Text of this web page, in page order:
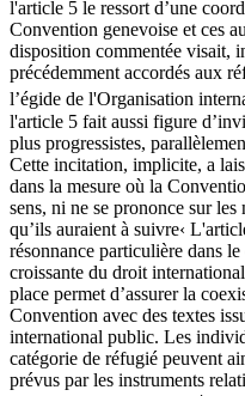
l'article 5 le ressort d’une
Convention genevoise et ces
disposition commentée visait,
précédemment accordés aux
l’égide de l'Organisation
l'article 5 fait aussi figure
plus progressistes,
Cette incitation, implicite, a
dans la mesure où la
sens, ni ne se prononce sur
qu’ils auraient à suivre‹
résonnance particulière dans
croissante du droit
place permet d’assurer la
Convention avec des textes
international public. Les
catégorie de réfugié peuvent
prévus par les instruments